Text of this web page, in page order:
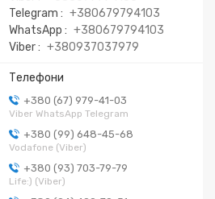
Telegram
+380679794103
WhatsApp
+380679794103
Viber
+380937037979
+380 (67) 979-41-03
Viber WhatsApp Telegram
+380 (99) 648-45-68
Vodafone (Viber)
+380 (93) 703-79-79
Life:) (Viber)